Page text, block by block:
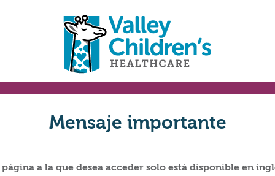
Mensaje importante
página a la que desea acceder solo está disponible en